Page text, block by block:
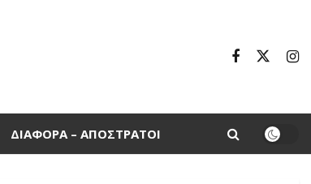
ΔΙΆΦΟΡΑ – ΑΠΌΣΤΡΑΤΟΙ